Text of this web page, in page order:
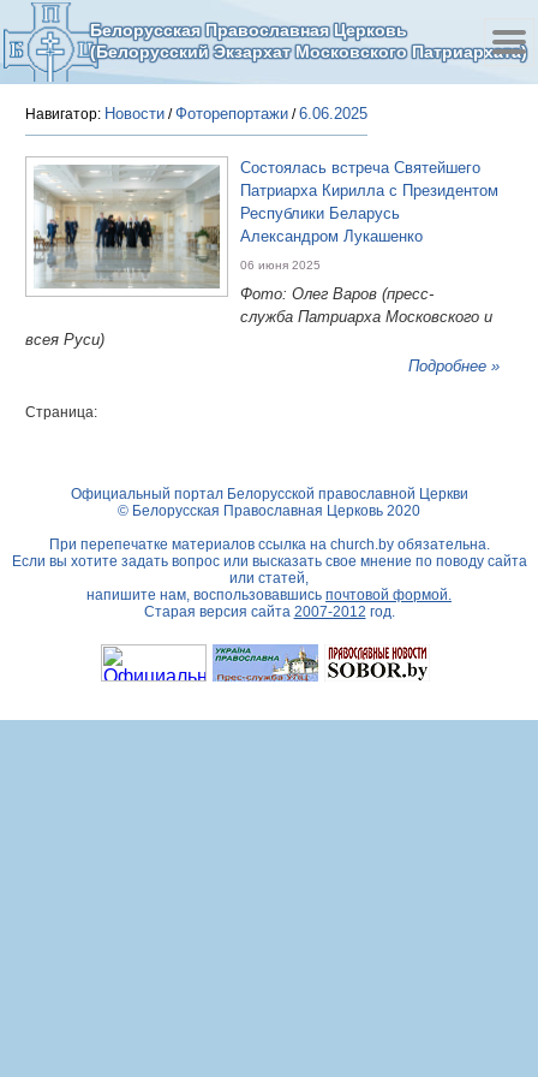
Белорусская Православная Церковь
(Белорусский Экзархат Московского Патриархата)
Навигатор: Новости /Фоторепортажи /6.06.2025
Состоялась встреча Святейшего
Патриарха Кирилла с Президентом
Республики Беларусь
Александром Лукашенко
06 июня 2025
Фото: Олег Варов (пресс-
служба Патриарха Московского и
всея Руси)
Подробнее »
Страница:
Официальный портал Белорусской православной Церкви
© Белорусская Православная Церковь 2020
При перепечатке материалов ссылка на church.byобязательна.
Если вы хотите задать вопрос или высказать свое мнение по поводу сайта
или статей,
напишите нам, воспользовавшись почтовой формой.
Старая версия сайта 2007-2012 год.